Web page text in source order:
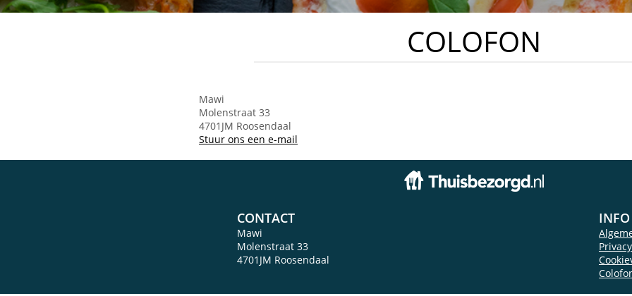
COLOFON
Mawi
Molenstraat 33
4701JM Roosendaal
Stuur ons een e-mail
CONTACT
Mawi
Molenstraat 33
4701JM Roosendaal
INFO